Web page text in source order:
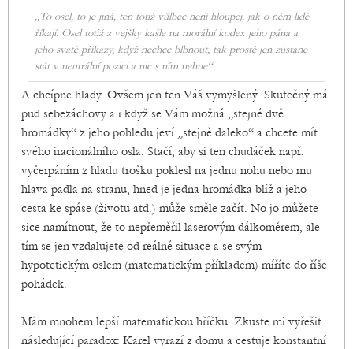
„To osel, to je jiná, ten totiž vůlbec není hloupej, jak o něm lidé
říkají. Osel totiž z vejšky kašle na morální kodex jeho pána a
jeho svaté příkazy, když nechce blbnout, tak prostě jen zústane
stát v neutrální pozici a nic s ním nehne“
A chcípne hlady. Ovšem jen ten Váš vymyšlený. Skutečný má
pud sebezáchovy a i když se Vám možná „stejné dvě
hromádky“ z jeho pohledu jeví „stejně daleko“ a chcete mít
svého iracionálního osla. Stačí, aby si ten chudáček např.
vyčerpáním z hladu trošku poklesl na jednu nohu nebo mu
hlava padla na stranu, hned je jedna hromádka blíž a jeho
cesta ke spáse (životu atd.) může směle začít. No jo můžete
sice namítnout, že to nepřeměřil laserovým dálkoměrem, ale
tím se jen vzdalujete od reálné situace a se svým
hypotetickým oslem (matematickým příkladem) míříte do říše
pohádek.
Mám mnohem lepší matematickou hříčku. Zkuste mi vyřešit
následující paradox: Karel vyrazí z domu a cestuje konstantní